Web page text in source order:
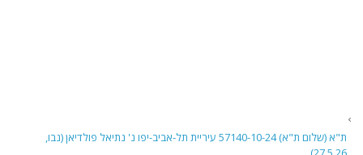
ת"א (שלום ת"א) 57140-10-24 עיריית תל-אביב-יפו נ' נתיאל פולדיאן (נבו,
27.5.26)